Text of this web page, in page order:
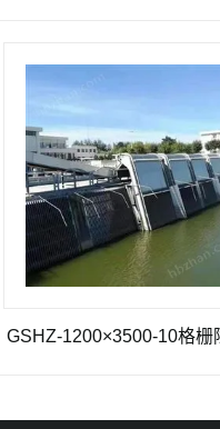
1200×3500-10格栅除污机